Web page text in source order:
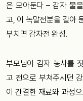
은 모아둔다 – 감자 물
고, 이 녹말전분을 갈아
부치면 감자전 완성.
부모님이 감자 농사를
고 전으로 부쳐주시던
이 간결한 재료와 과정